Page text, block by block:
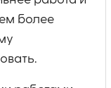
более